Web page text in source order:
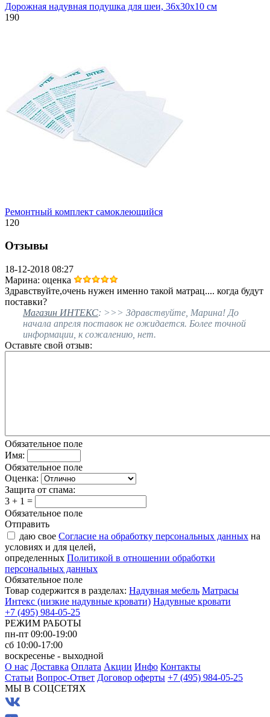
Дорожная надувная подушка для шеи, 36х30х10 см
190
Ремонтный комплект самоклеющийся
120
Отзывы
18-12-2018 08:27
Марина: оценка
Здравствуйте,очень нужен именно такой матрац.... когда будут
поставки?
Магазин ИНТЕКС: >>> Здравствуйте, Марина! До
начала апреля поставок не ожидается. Более точной
информации, к сожалению, нет.
Оставьте свой отзыв:
Обязательное поле
Имя:
Обязательное поле
Оценка:
Защита от спама:
3 + 1 =
Обязательное поле
Отправить
даю свое Согласие на обработку персональных данных на
условиях и для целей,
определенных Политикой в отношении обработки
персональных данных
Обязательное поле
Товар содержится в разделах: Надувная мебель Матрасы
Интекс (низкие надувные кровати) Надувные кровати
+7 (495) 984-05-25
РЕЖИМ РАБОТЫ
пн-пт 09:00-19:00
сб 10:00-17:00
воскресенье - выходной
О нас Доставка Оплата Акции Инфо Контакты
Статьи Вопрос-Ответ Договор оферты +7 (495) 984-05-25
МЫ В СОЦСЕТЯХ